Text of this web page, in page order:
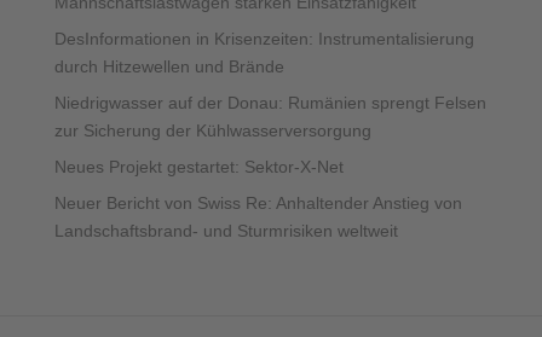
DesInformationen in Krisenzeiten: Instrumentalisierung
durch Hitzewellen und Brände
Niedrigwasser auf der Donau: Rumänien sprengt Felsen
zur Sicherung der Kühlwasserversorgung
Neues Projekt gestartet: Sektor-X-Net
Neuer Bericht von Swiss Re: Anhaltender Anstieg von
Landschaftsbrand- und Sturmrisiken weltweit